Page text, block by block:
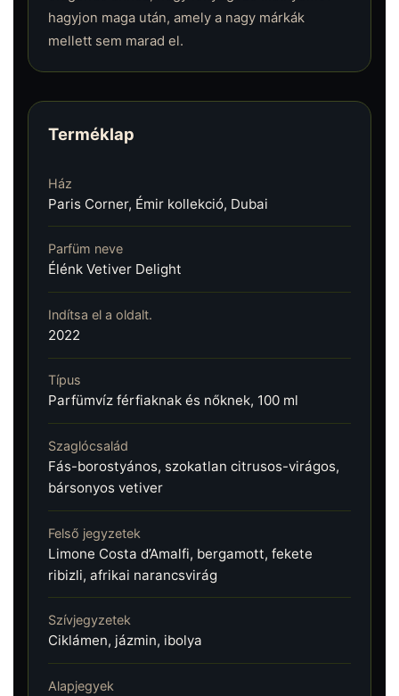
hagyjon maga után, amely a nagy márkák
mellett sem marad el.
Terméklap
Ház
Paris Corner, Émir kollekció, Dubai
Parfüm neve
Élénk Vetiver Delight
Indítsa el a oldalt.
2022
Típus
Parfümvíz férfiaknak és nőknek, 100 ml
Szaglócsalád
Fás-borostyános, szokatlan citrusos-virágos,
bársonyos vetiver
Felső jegyzetek
Limone Costa d’Amalfi, bergamott, fekete
ribizli, afrikai narancsvirág
Szívjegyzetek
Ciklámen, jázmin, ibolya
Alapjegyek